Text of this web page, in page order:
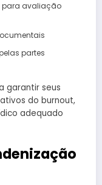
para avaliação
partes
garantir seus
do burnout,
adequado